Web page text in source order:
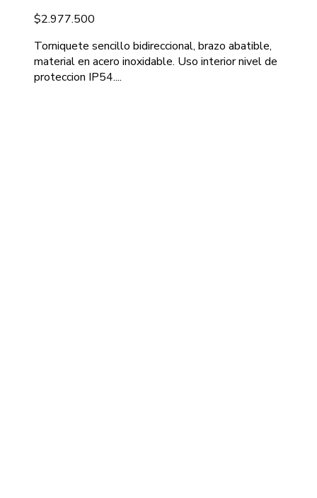
$2.977.500
Torniquete sencillo bidireccional, brazo abatible,
material en acero inoxidable. Uso interior nivel de
proteccion IP54....